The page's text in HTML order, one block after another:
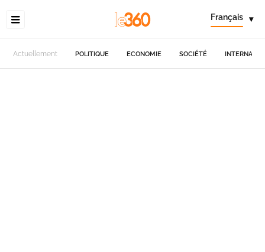
Français ▾
Actuellement POLITIQUE ECONOMIE SOCIÉTÉ